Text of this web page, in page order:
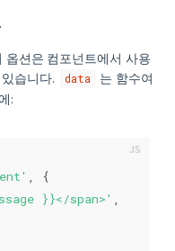
옵션은 컴포넌트에서 사용
습니다.
data
는 함수여
:
, {
}}</span>' ,